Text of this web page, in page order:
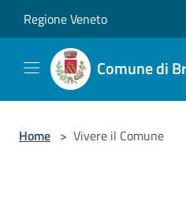
Regione Veneto
Comune di
Home > Vivere il Comune